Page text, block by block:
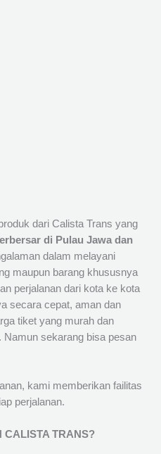
dari Calista Trans yang
di Pulau Jawa dan
dalam melayani
maupun barang khususnya
perjalanan dari kota ke kota
secara cepat, aman dan
tiket yang murah dan
Namun sekarang bisa pesan
kami memberikan failitas
perjalanan.
CALISTA TRANS?